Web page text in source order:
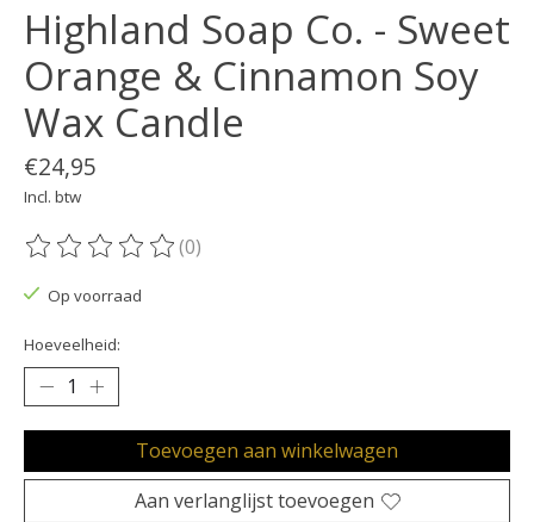
Highland Soap Co. - Sweet
Orange & Cinnamon Soy
Wax Candle
€24,95
Incl. btw
De beoordeling van dit product is
(0)
Op voorraad
Hoeveelheid:
Toevoegen aan winkelwagen
Aan verlanglijst toevoegen